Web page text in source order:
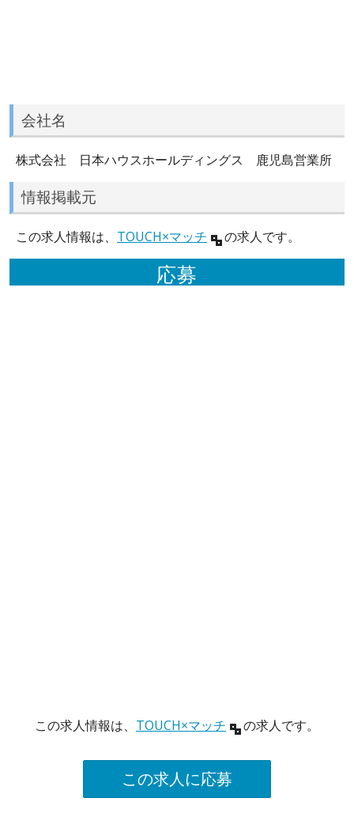
会社名
株式会社 日本ハウスホールディングス 鹿児島営業所
情報掲載元
この求人情報は、 TOUCH×マッチ の求人です。
応募
この求人情報は、 TOUCH×マッチ の求人です。
この求人に応募